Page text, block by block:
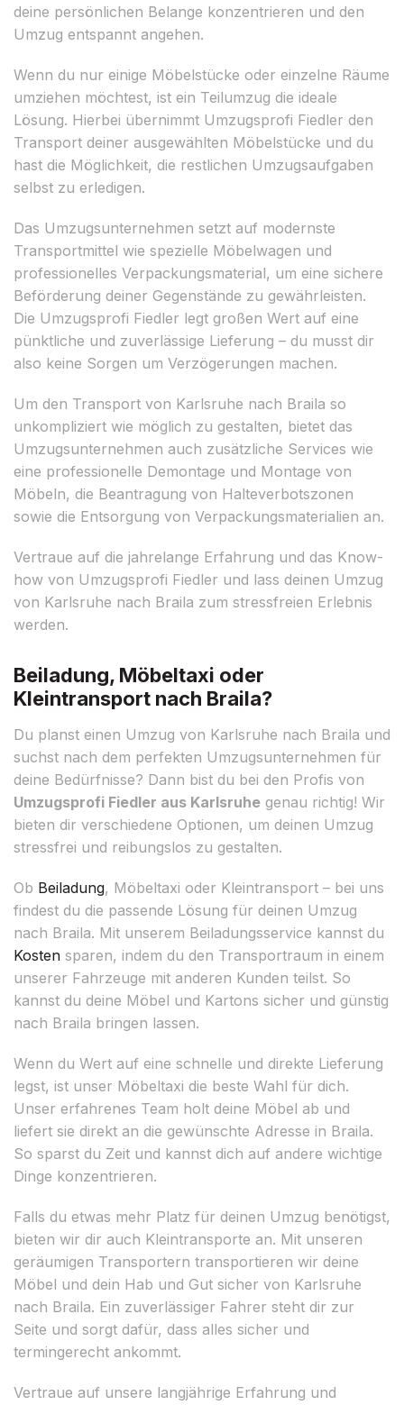
deine persönlichen Belange konzentrieren und den
Umzug entspannt angehen.
Wenn du nur einige Möbelstücke oder einzelne Räume
umziehen möchtest, ist ein Teilumzug die ideale
Lösung. Hierbei übernimmt Umzugsprofi Fiedler den
Transport deiner ausgewählten Möbelstücke und du
hast die Möglichkeit, die restlichen Umzugsaufgaben
selbst zu erledigen.
Das Umzugsunternehmen setzt auf modernste
Transportmittel wie spezielle Möbelwagen und
professionelles Verpackungsmaterial, um eine sichere
Beförderung deiner Gegenstände zu gewährleisten.
Die Umzugsprofi Fiedler legt großen Wert auf eine
pünktliche und zuverlässige Lieferung – du musst dir
also keine Sorgen um Verzögerungen machen.
Um den Transport von Karlsruhe nach Braila so
unkompliziert wie möglich zu gestalten, bietet das
Umzugsunternehmen auch zusätzliche Services wie
eine professionelle Demontage und Montage von
Möbeln, die Beantragung von Halteverbotszonen
sowie die Entsorgung von Verpackungsmaterialien an.
Vertraue auf die jahrelange Erfahrung und das Know-
how von Umzugsprofi Fiedler und lass deinen Umzug
von Karlsruhe nach Braila zum stressfreien Erlebnis
werden.
Beiladung, Möbeltaxi oder
Kleintransport nach Braila?
Du planst einen Umzug von Karlsruhe nach Braila und
suchst nach dem perfekten Umzugsunternehmen für
deine Bedürfnisse? Dann bist du bei den Profis von
Umzugsprofi Fiedler aus Karlsruhe genau richtig! Wir
bieten dir verschiedene Optionen, um deinen Umzug
stressfrei und reibungslos zu gestalten.
Ob Beiladung, Möbeltaxi oder Kleintransport – bei uns
findest du die passende Lösung für deinen Umzug
nach Braila. Mit unserem Beiladungsservice kannst du
Kosten sparen, indem du den Transportraum in einem
unserer Fahrzeuge mit anderen Kunden teilst. So
kannst du deine Möbel und Kartons sicher und günstig
nach Braila bringen lassen.
Wenn du Wert auf eine schnelle und direkte Lieferung
legst, ist unser Möbeltaxi die beste Wahl für dich.
Unser erfahrenes Team holt deine Möbel ab und
liefert sie direkt an die gewünschte Adresse in Braila.
So sparst du Zeit und kannst dich auf andere wichtige
Dinge konzentrieren.
Falls du etwas mehr Platz für deinen Umzug benötigst,
bieten wir dir auch Kleintransporte an. Mit unseren
geräumigen Transportern transportieren wir deine
Möbel und dein Hab und Gut sicher von Karlsruhe
nach Braila. Ein zuverlässiger Fahrer steht dir zur
Seite und sorgt dafür, dass alles sicher und
termingerecht ankommt.
Vertraue auf unsere langjährige Erfahrung und